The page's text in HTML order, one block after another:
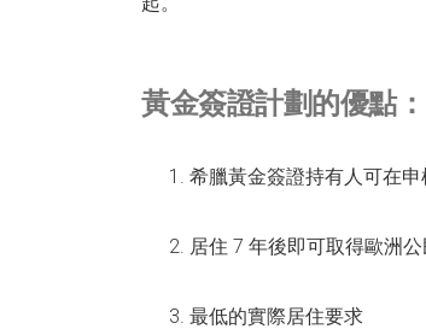
黃金簽證計劃的優點：
希臘黃金簽證持有人可在
居住 7 年後即可取得歐洲
最低的實際居住要求